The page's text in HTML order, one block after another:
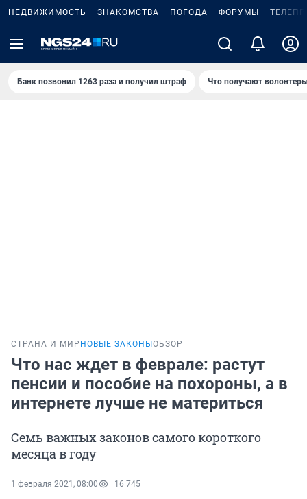
НЕДВИЖИМОСТЬ ЗНАКОМСТВА ПОГОДА ФОРУМЫ
Банк позвонил 1263 раза и получил штраф Что получают
СТРАНА И МИР НОВЫЕ ЗАКОНЫ ОБЗОР
Что нас ждет в феврале: растут
пенсии и пособие на похороны, а в
интернете лучше не материться
Семь важных законов самого короткого
месяца в году
1 февраля 2021, 08:00 16 745